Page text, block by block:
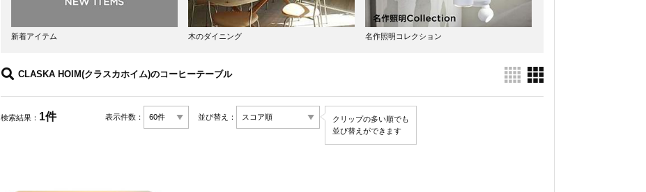
新着アイテム 木のダイニング 名作照明コレクション
CLASKA HOIM(クラスカホイム)のコーヒーテーブル
検索結果： 1件 表示件数： 並び替え：
クリップの多い順でも
並び替えができます